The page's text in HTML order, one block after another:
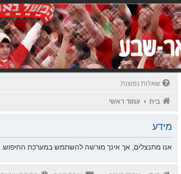
שאלות נפוצות
בית עמוד ראשי
מידע
אנו מתנצלים, אך אינך מורשה להשתמש במערכת החיפוש.